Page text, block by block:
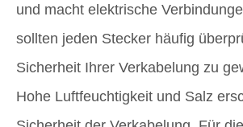
und macht elektrische
sollten jeden Stecker häufig
Sicherheit Ihrer Verkabelung zu
Hohe Luftfeuchtigkeit und Salz